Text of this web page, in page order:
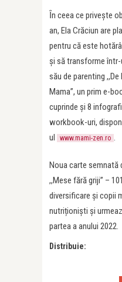
Ȋn ceea ce priveşte
an, Ela Crăciun are
pentru că este
şi să transforme într-
său de parenting ,,De
Mama”, un prim e-
cuprinde şi 8
workbook-uri,
ul
www.mami-zen.ro .
Noua carte semnată
,,Mese fără griji” –
diversificare și copii
nutriționiști şi
partea a anului 2022.
Distribuie: